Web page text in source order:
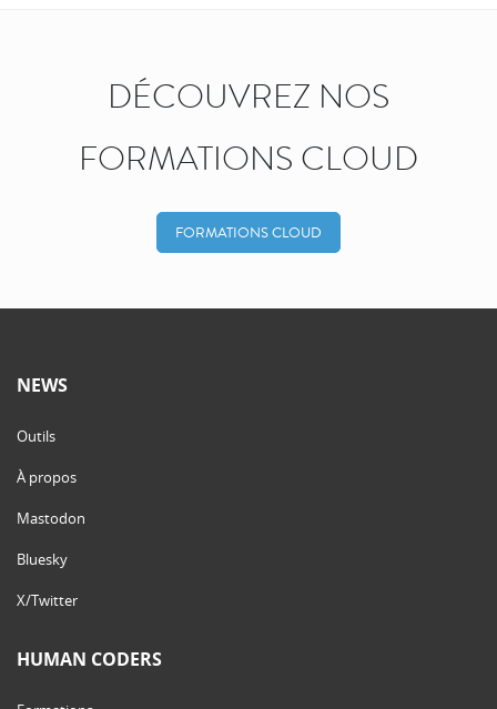
DÉCOUVREZ NOS
FORMATIONS CLOUD
FORMATIONS CLOUD
NEWS
Outils
À propos
Mastodon
Bluesky
X/Twitter
HUMAN CODERS